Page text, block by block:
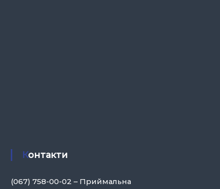
Контакти
(067) 758-00-02 – Приймальна